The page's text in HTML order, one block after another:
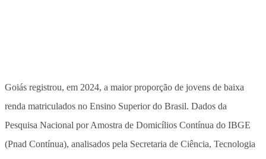
Goiás registrou, em 2024, a maior proporção de jovens de baixa
renda matriculados no Ensino Superior do Brasil. Dados da
Pesquisa Nacional por Amostra de Domicílios Contínua do IBGE
(Pnad Contínua), analisados pela Secretaria de Ciência, Tecnologia